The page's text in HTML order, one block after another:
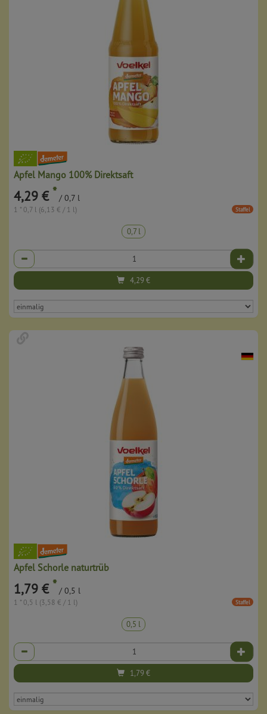
Apfel Mango 100% Direktsaft
4,29 € * / 0,7 l
1 * 0,7 l (6,13 € / 1 l) Staffel
0,7 l
Anzahl
4,29€
Apfel Schorle naturtrüb
1,79 € * / 0,5 l
1 * 0,5 l (3,58 € / 1 l) Staffel
0,5 l
Anzahl
1,79€